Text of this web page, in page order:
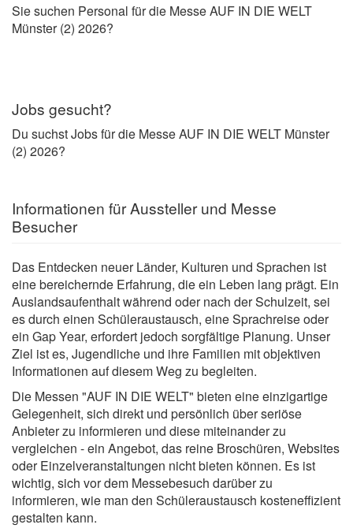
Sie suchen Personal für die Messe AUF IN DIE WELT
Münster (2) 2026?
Jobs gesucht?
Du suchst Jobs für die Messe AUF IN DIE WELT Münster
(2) 2026?
Informationen für Aussteller und Messe
Besucher
Das Entdecken neuer Länder, Kulturen und Sprachen ist
eine bereichernde Erfahrung, die ein Leben lang prägt. Ein
Auslandsaufenthalt während oder nach der Schulzeit, sei
es durch einen Schüleraustausch, eine Sprachreise oder
ein Gap Year, erfordert jedoch sorgfältige Planung. Unser
Ziel ist es, Jugendliche und ihre Familien mit objektiven
Informationen auf diesem Weg zu begleiten.
Die Messen "AUF IN DIE WELT" bieten eine einzigartige
Gelegenheit, sich direkt und persönlich über seriöse
Anbieter zu informieren und diese miteinander zu
vergleichen - ein Angebot, das reine Broschüren, Websites
oder Einzelveranstaltungen nicht bieten können. Es ist
wichtig, sich vor dem Messebesuch darüber zu
informieren, wie man den Schüleraustausch kosteneffizient
gestalten kann.